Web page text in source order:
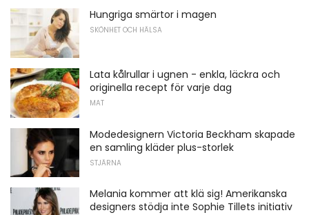
Hungriga smärtor i magen
SKÖNHET OCH HÄLSA
Lata kålrullar i ugnen - enkla, läckra och
originella recept för varje dag
MAT
Modedesignern Victoria Beckham skapade
en samling kläder plus-storlek
STJÄRNA
Melania kommer att klä sig! Amerikanska
designers stödja inte Sophie Tillets initiativ